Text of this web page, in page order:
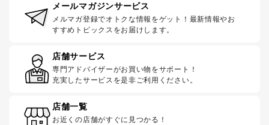
メールマガジンサービス
メルマガ登録でオトクな情報をゲット！最新情報やお
すすめトピックスをお届けします。
店舗サービス
専門アドバイザーがお買い物をサポート！
充実したサービスを是非ご利用ください。
店舗一覧
お近くの店舗がすぐに見つかる！